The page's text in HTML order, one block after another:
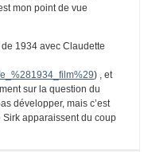
mon point de vue
1934 avec Claudette
) , et
sur la question du
développer, mais c’est
apparaissent du coup